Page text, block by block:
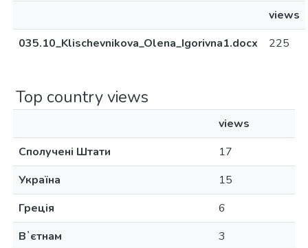
views
035.10_Klischevnikova_Olena_Igorivna1.docx
225
Top country views
views
Сполучені Штати
17
Україна
15
Греція
6
Вʼєтнам
3